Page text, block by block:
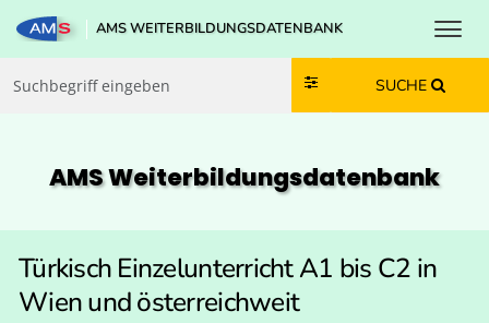
Zum Inhalt springen
Zum Navmenü springen
Zur Suche springen
Zur Footer springen
AMS WEITERBILDUNGSDATENBANK
SUCHE
AMS Weiterbildungs­datenbank
Türkisch Einzelunterricht A1 bis C2 in
Wien und österreichweit